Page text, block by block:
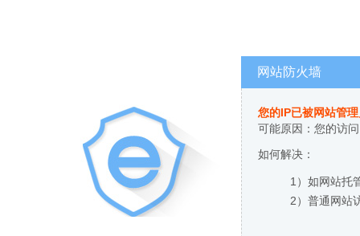
网站防火墙
您的IP已被网站管
可能原因：您的访
如何解决：
1）如网站托
2）普通网站